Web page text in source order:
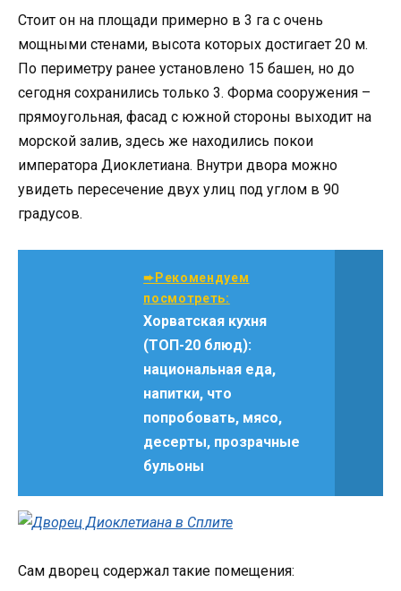
Стоит он на площади примерно в 3 га с очень
мощными стенами, высота которых достигает 20 м.
По периметру ранее установлено 15 башен, но до
сегодня сохранились только 3. Форма сооружения –
прямоугольная, фасад с южной стороны выходит на
морской залив, здесь же находились покои
императора Диоклетиана. Внутри двора можно
увидеть пересечение двух улиц под углом в 90
градусов.
➨Рекомендуем
посмотреть:
Хорватская кухня
(ТОП-20 блюд):
национальная еда,
напитки, что
попробовать, мясо,
десерты, прозрачные
бульоны
Сам дворец содержал такие помещения: